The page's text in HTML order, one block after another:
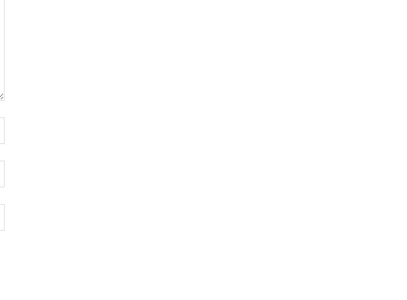
:*
:*
: